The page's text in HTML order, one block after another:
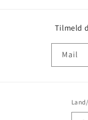
Tilmeld
Mail